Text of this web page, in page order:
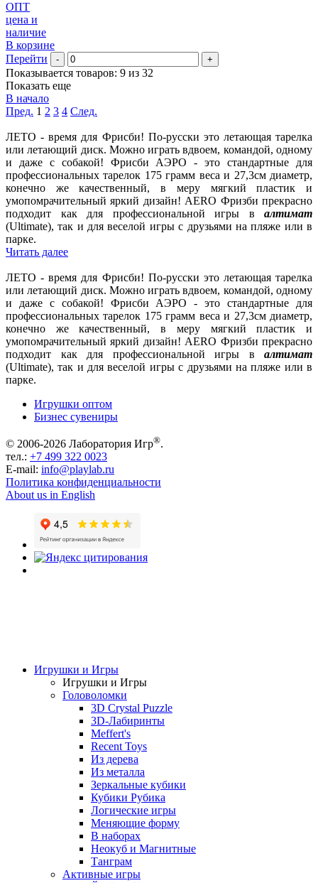
ОПТ
цена и
наличие
В корзине
Перейти
- +
Показывается товаров: 9 из 32
Показать еще
В начало
Пред. 1 2 3 4 След.
ЛЕТО - время для Фрисби! По-русски это летающая тарелка
или летающий диск. Можно играть вдвоем, командой, одному
и даже с собакой! Фрисби АЭРО - это стандартные для
профессиональных тарелок 175 грамм веса и 27,3см диаметр,
конечно же качественный, в меру мягкий пластик и
умопомрачительный яркий дизайн! AERO Фризби прекрасно
подходит как для профессиональной игры в алтимат
(Ultimate), так и для веселой игры с друзьями на пляже или в
парке.
Читать далее
ЛЕТО - время для Фрисби! По-русски это летающая тарелка
или летающий диск. Можно играть вдвоем, командой, одному
и даже с собакой! Фрисби АЭРО - это стандартные для
профессиональных тарелок 175 грамм веса и 27,3см диаметр,
конечно же качественный, в меру мягкий пластик и
умопомрачительный яркий дизайн! AERO Фризби прекрасно
подходит как для профессиональной игры в алтимат
(Ultimate), так и для веселой игры с друзьями на пляже или в
парке.
Игрушки оптом
Бизнес сувениры
© 2006-2026 Лаборатория Игр®.
тел.: +7 499 322 0023
E-mail: info@playlab.ru
Политика конфиденциальности
About us in English
Игрушки и Игры
Игрушки и Игры
Головоломки
3D Crystal Puzzle
3D-Лабиринты
Meffert's
Recent Toys
Из дерева
Из металла
Зеркальные кубики
Кубики Рубика
Логические игры
Меняющие форму
В наборах
Неокуб и Магнитные
Танграм
Активные игры